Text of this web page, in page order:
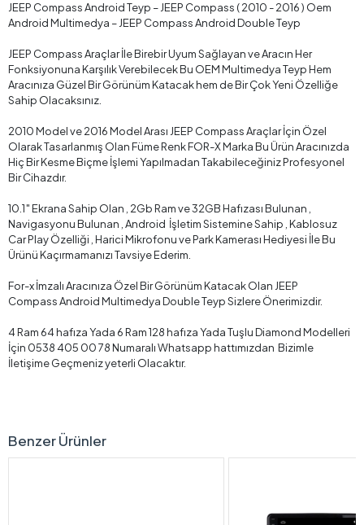
JEEP Compass Android Teyp – JEEP Compass ( 2010 - 2016 ) Oem
Android Multimedya – JEEP Compass Android Double Teyp
JEEP Compass Araçlar İle Birebir Uyum Sağlayan ve Aracın Her
Fonksiyonuna Karşılık Verebilecek Bu OEM Multimedya Teyp Hem
Aracınıza Güzel Bir Görünüm Katacak hem de Bir Çok Yeni Özelliğe
Sahip Olacaksınız.
2010 Model ve 2016 Model Arası JEEP Compass Araçlar İçin Özel
Olarak Tasarlanmış Olan Füme Renk FOR-X Marka Bu Ürün Aracınızda
Hiç Bir Kesme Biçme İşlemi Yapılmadan Takabileceğiniz Profesyonel
Bir Cihazdır.
10.1″ Ekrana Sahip Olan , 2Gb Ram ve 32GB Hafızası Bulunan ,
Navigasyonu Bulunan , Android İşletim Sistemine Sahip , Kablosuz
Car Play Özelliği , Harici Mikrofonu ve Park Kamerası Hediyesi İle Bu
Ürünü Kaçırmamanızı Tavsiye Ederim.
For-x İmzalı Aracınıza Özel Bir Görünüm Katacak Olan JEEP
Compass Android Multimedya Double Teyp Sizlere Önerimizdir.
4 Ram 64 hafıza Yada 6 Ram 128 hafıza Yada Tuşlu Diamond Modelleri
İçin 0538 405 00 78 Numaralı Whatsapp hattımızdan Bizimle
İletişime Geçmeniz yeterli Olacaktır.
Benzer Ürünler